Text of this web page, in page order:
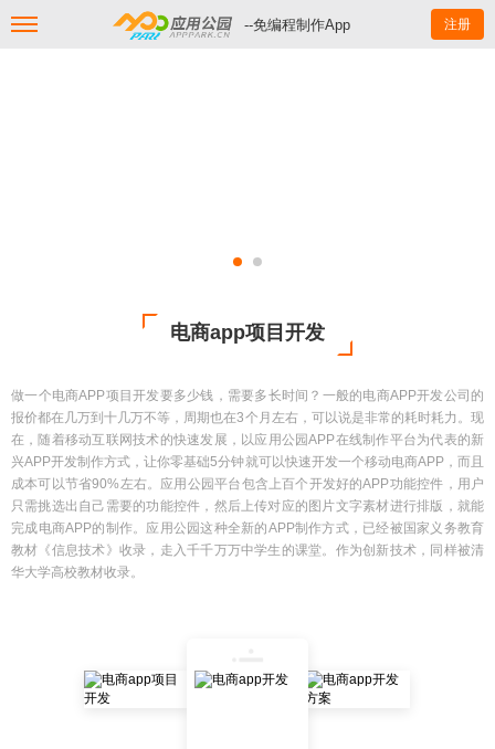
--免编程制作App 注册
电商app项目开发
做一个电商APP项目开发要多少钱，需要多长时间？一般的电商APP开发公司的
报价都在几万到十几万不等，周期也在3个月左右，可以说是非常的耗时耗力。现
在，随着移动互联网技术的快速发展，以应用公园APP在线制作平台为代表的新
兴APP开发制作方式，让你零基础5分钟就可以快速开发一个移动电商APP，而且
成本可以节省90%左右。应用公园平台包含上百个开发好的APP功能控件，用户
只需挑选出自己需要的功能控件，然后上传对应的图片文字素材进行排版，就能
完成电商APP的制作。应用公园这种全新的APP制作方式，已经被国家义务教育
教材《信息技术》收录，走入千千万万中学生的课堂。作为创新技术，同样被清
华大学高校教材收录。